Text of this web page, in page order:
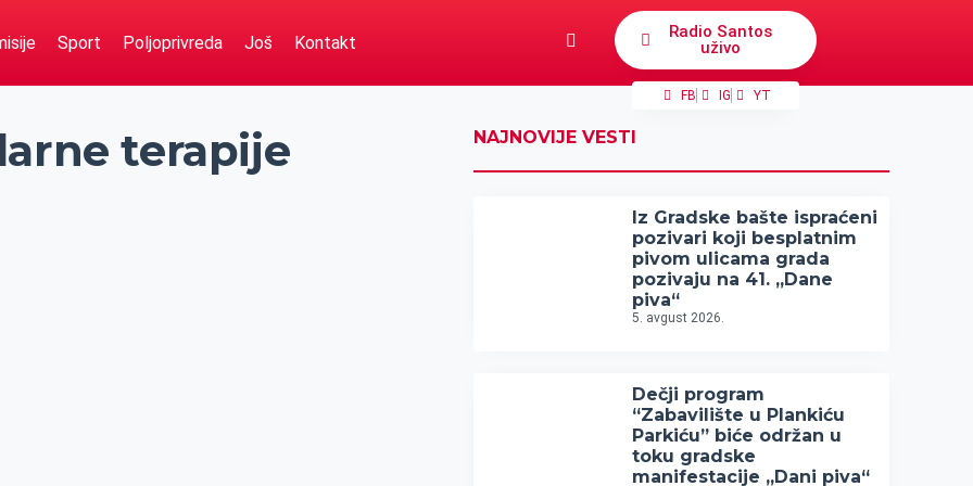
Sport Poljoprivreda Još Kontakt
Radio Santos
uživo
FB IG YT
terapije NAJNOVIJE VESTI
Iz Gradske bašte ispraćeni
pozivari koji besplatnim
pivom ulicama grada
pozivaju na 41. „Dane
piva“
5. avgust 2026.
Dečji program
“Zabavilište u Plankiću
Parkiću” biće održan u
toku gradske
manifestacije „Dani piva“